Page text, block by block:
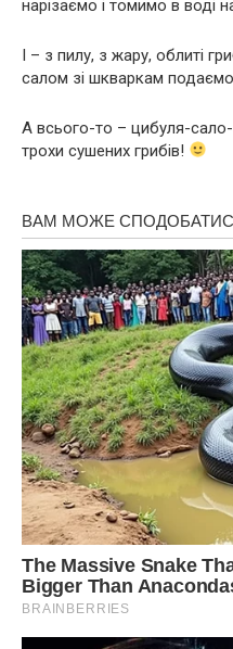
нарізаємо і томимо в воді
І – з пилу, з жару, облиті
салом зі шкваркам
А всього-то – цибуля-
трохи сушених грибів!